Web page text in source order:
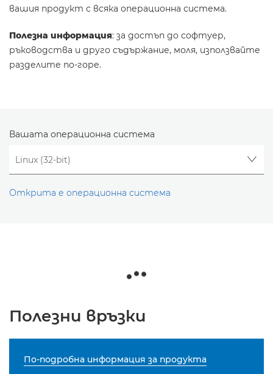
вашия продукт с всяка операционна система.
Полезна информация: за достъп до софтуер,
ръководства и друго съдържание, моля, използвайте
разделите по-горе.
Вашата операционна система
Открита е операционна система
Полезни връзки
По-подробна информация за продукта